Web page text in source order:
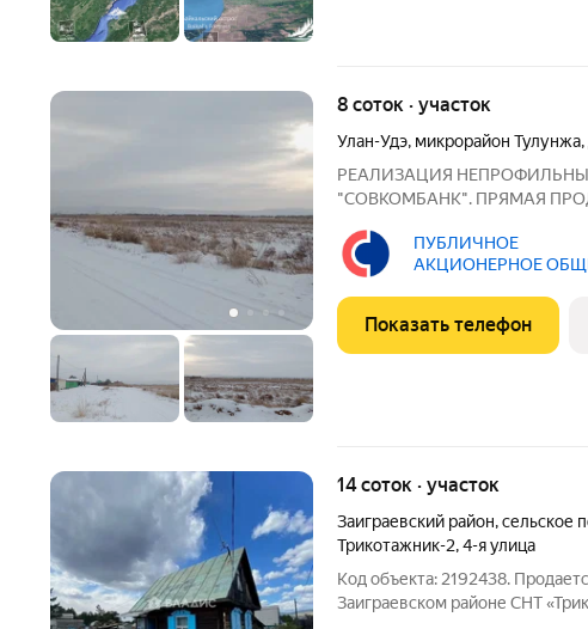
8 соток · участок
Улан-Удэ, микрорайон Тулунжа,
РЕАЛИЗАЦИЯ
"СОВКОМБАНК". ПРЯМАЯ
микрорайон Тулунжа,
03:24:011411:95 Категория
ПУБЛИЧНОЕ
АКЦИОНЕРНОЕ
Показать телефон
14 соток · участок
Заиграевский район,сельское
Трикотажник-2,4-я улица
Код объекта: 2192438. Продается 2 смежных участка в
Заиграевском районе СНТ